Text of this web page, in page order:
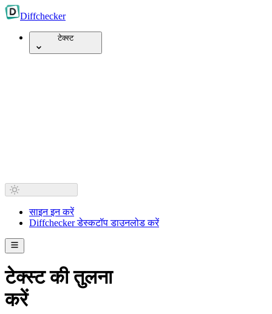
Diffchecker
टेक्स्ट
साइन इन करें
Diffchecker डेस्कटॉप डाउनलोड करें
टेक्स्ट की तुलना
करें